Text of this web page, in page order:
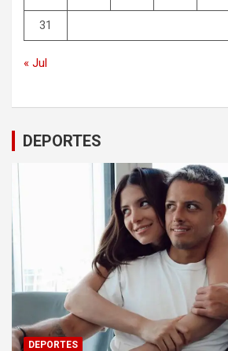
31
« Jul
DEPORTES
DEPORTES